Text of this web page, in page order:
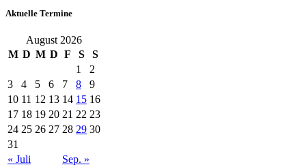
Aktuelle Termine
August 2026
M D M D F S
S
1
2
3
4 5 6 7 8
9
10 11 12 13 14 15 16
17 18 19 20 21 22 23
24 25 26 27 28 29 30
31
« Juli
Sep. »